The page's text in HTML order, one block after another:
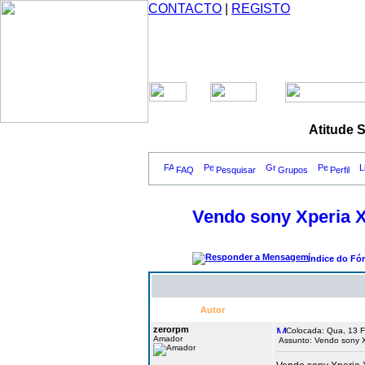
CONTACTO REGISTO
Atitude
FAQ Pesquisar Grupos Perfil
Vendo sony Xperia
Índice do
Autor
zerorpm
Amador
Colocada: Qua, 13
Assunto: Vendo sony